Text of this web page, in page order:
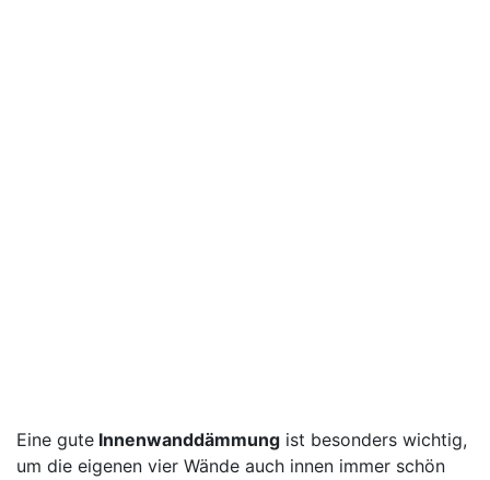
Eine gute Innenwanddämmung ist besonders wichtig,
um die eigenen vier Wände auch innen immer schön